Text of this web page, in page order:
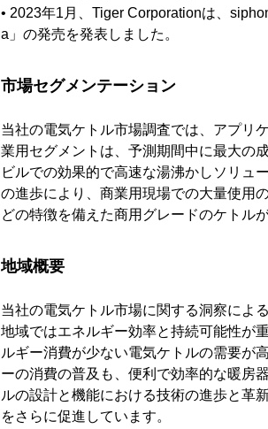
• 2023年1月、Tiger Corporationは、
a」の発売を発表しました。
市場セグメンテーション
当社の電気ケトル市場調査では、アプリ
業用セグメントは、予測期間中に最大の
ビルでの効果的で高速な湯沸かしソリュ
の進歩により、商業用現場での大量使用
どの特徴を備えた商用グレードのケトル
地域概要
当社の電気ケトル市場に関する洞察によ
地域ではエネルギー効率と持続可能性が
ルギー消費が少ない電気ケトルの需要が
ーの消費の普及も、便利で効率的な暖房
ルの設計と機能における技術の進歩と革
をさらに促進しています。